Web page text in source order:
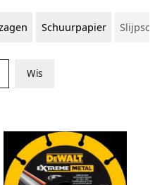
Schuurpapier
Wis